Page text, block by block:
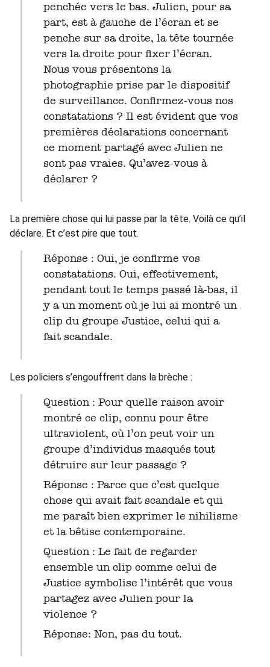
penchée vers le bas. Julien, pour sa
part, est à gauche de l’écran et se
penche sur sa droite, la tête tournée
vers la droite pour fixer l’écran.
Nous vous présentons la
photographie prise par le dispositif
de surveillance. Confirmez-vous nos
constatations ? Il est évident que vos
premières déclarations concernant
ce moment partagé avec Julien ne
sont pas vraies. Qu’avez-vous à
déclarer ?
La première chose qui lui passe par la tête. Voilà ce qu’il
déclare. Et c’est pire que tout.
Réponse : Oui, je confirme vos
constatations. Oui, effectivement,
pendant tout le temps passé là-bas, il
y a un moment où je lui ai montré un
clip du groupe Justice, celui qui a
fait scandale.
Les policiers s’engouffrent dans la brèche :
Question : Pour quelle raison avoir
montré ce clip, connu pour être
ultraviolent, où l’on peut voir un
groupe d’individus masqués tout
détruire sur leur passage ?
Réponse : Parce que c’est quelque
chose qui avait fait scandale et qui
me paraît bien exprimer le nihilisme
et la bêtise contemporaine.
Question : Le fait de regarder
ensemble un clip comme celui de
Justice symbolise l’intérêt que vous
partagez avec Julien pour la
violence ?
Réponse: Non, pas du tout.